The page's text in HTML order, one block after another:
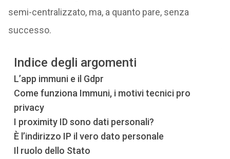
semi-centralizzato, ma, a quanto pare, senza
successo.
Indice degli argomenti
L’app immuni e il Gdpr
Come funziona Immuni, i motivi tecnici pro
privacy
I proximity ID sono dati personali?
È l’indirizzo IP il vero dato personale
Il ruolo dello Stato